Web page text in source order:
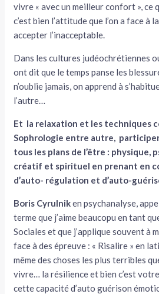
vivre « avec un meilleur confort », ce
c’est bien l’attitude que l’on a face à
accepter l’inacceptable.
Dans les cultures judéochrétiennes
ont dit que le temps panse les
n’oublie jamais, on apprend à
l’autre…
Et la relaxation et les techniques
Sophrologie entre autre,
tous les plans de l’être : physique,
créatif et spirituel en prenant en
d’auto- régulation et d’auto-
Boris Cyrulniken psychanalyse,
terme que j’aime beaucopu en tant
Sociales et que j’applique souvent à
face à des épreuve : « Risalire » en
même des choses les plus terribles
vivre… la résilience et bien c’est
cette capacité d’auto guérison